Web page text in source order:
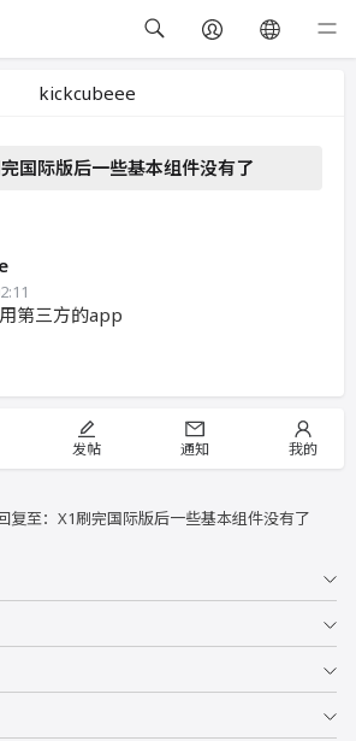
kickcubeee
国际版后一些基本组件没有了
第三方的app
发帖 通知 我的
复至：X1刷完国际版后一些基本组件没有了